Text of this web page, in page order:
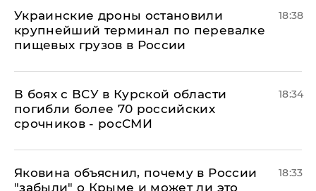
Украинские дроны остановили
крупнейший терминал по перевалке
пищевых грузов в России
18:38
В боях с ВСУ в Курской области
погибли более 70 российских
срочников - росСМИ
18:34
Яковина объяснил, почему в России
"забыли" о Крыме и может ли это
18:33